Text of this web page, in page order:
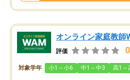
オンライン家庭教師
評価
対象学年 小1～小6 中1～中3 高1～